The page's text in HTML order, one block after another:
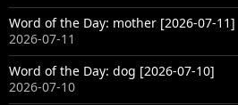
Word of the Day: mother [2026-07-11]
2026-07-11
Word of the Day: dog [2026-07-10]
2026-07-10